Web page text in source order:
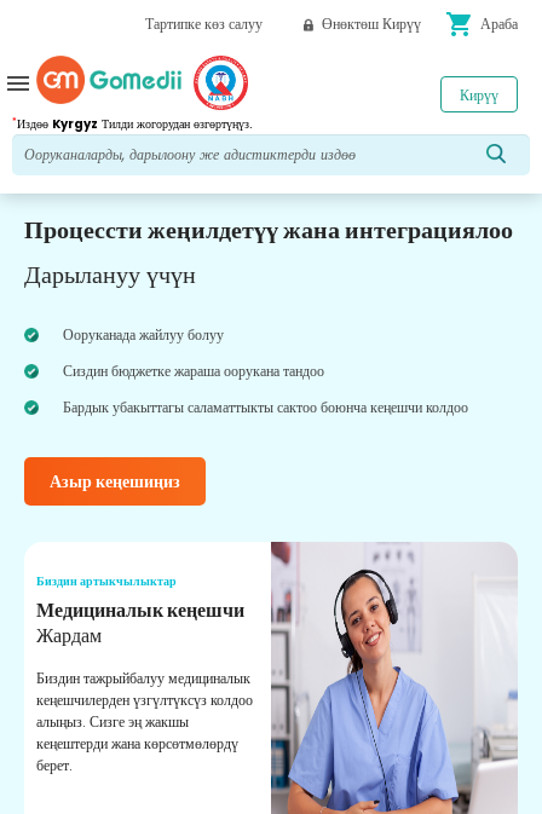
Тартипке көз салуу Өнөктөш Кирүү shopping_cart Араба
*Издөө Kyrgyz Тилди жогорудан өзгөртүңүз.
Кирүү
menu
Процессти жеңилдетүү жана интеграциялоо
Дарылануу үчүн
Ооруканада жайлуу болуу
Сиздин бюджетке жараша оорукана тандоо
Бардык убакыттагы саламаттыкты сактоо боюнча кеңешчи колдоо
Азыр кеңешиңиз
Биздин артыкчылыктар
Медициналык кеңешчи
Жардам
Биздин тажрыйбалуу медициналык
кеңешчилерден үзгүлтүксүз колдоо
алыңыз. Сизге эң жакшы
кеңештерди жана көрсөтмөлөрдү
берет.